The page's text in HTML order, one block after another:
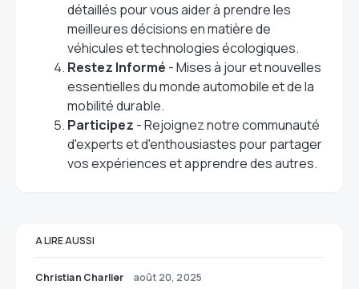
détaillés pour vous aider à prendre les
meilleures décisions en matière de
véhicules et technologies écologiques.
Restez Informé - Mises à jour et nouvelles
essentielles du monde automobile et de la
mobilité durable.
Participez - Rejoignez notre communauté
d'experts et d'enthousiastes pour partager
vos expériences et apprendre des autres.
A LIRE AUSSI
Christian Charlier août 20, 2025